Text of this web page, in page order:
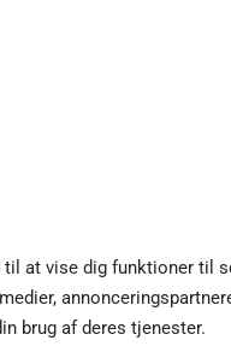
at vise dig funktioner til
brug af deres tjenester.